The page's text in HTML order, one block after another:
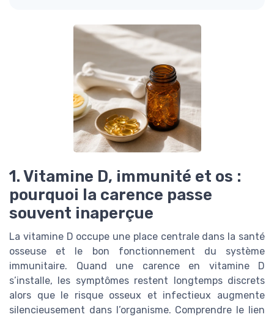
1. Vitamine D, immunité et os :
pourquoi la carence passe
souvent inaperçue
La vitamine D occupe une place centrale dans la santé
osseuse et le bon fonctionnement du système
immunitaire. Quand une carence en vitamine D
s’installe, les symptômes restent longtemps discrets
alors que le risque osseux et infectieux augmente
silencieusement dans l’organisme. Comprendre le lien